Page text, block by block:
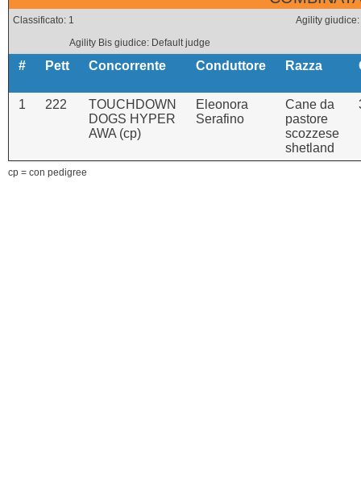
Classificato: 1
Agility
Agility Bis giudice: Default judge
# Pett Concorrente Conduttore Razza
1 222
TOUCHDOWN
DOGS HYPER
AWA (cp)
Eleonora
Serafino
Cane da
pastore
scozzese
shetland
cp = con pedigree